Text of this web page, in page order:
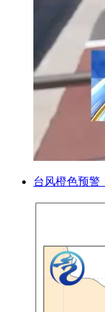
台风橙色预警